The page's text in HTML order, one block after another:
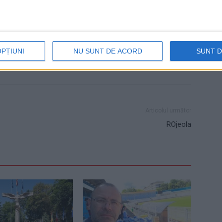
NU SUNT DE ACORD SUNT
ROjeola